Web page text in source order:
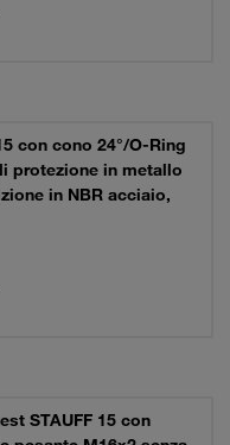
con cono 24°/O-Ring
protezione in metallo
in NBR acciaio,
STAUFF 15 con